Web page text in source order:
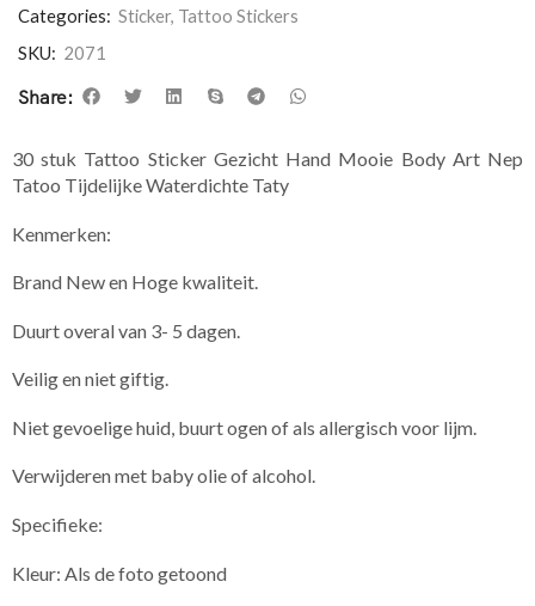
Categories: Sticker, Tattoo Stickers
SKU: 2071
Share:
30 stuk Tattoo Sticker Gezicht Hand Mooie Body Art Nep
Tatoo Tijdelijke Waterdichte Taty
Kenmerken:
Brand New en Hoge kwaliteit.
Duurt overal van 3- 5 dagen.
Veilig en niet giftig.
Niet gevoelige huid, buurt ogen of als allergisch voor lijm.
Verwijderen met baby olie of alcohol.
Specifieke:
Kleur: Als de foto getoond